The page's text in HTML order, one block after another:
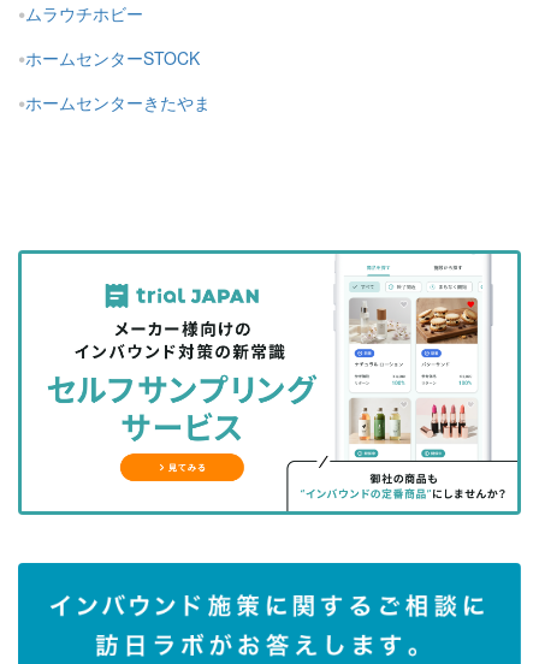
ムラウチホビー
ホームセンターSTOCK
ホームセンターきたやま